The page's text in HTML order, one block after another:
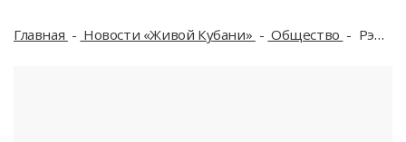
Главная Новости «Живой Кубани» Общество Рэпер Смоки Мо посвятил Децлу песню